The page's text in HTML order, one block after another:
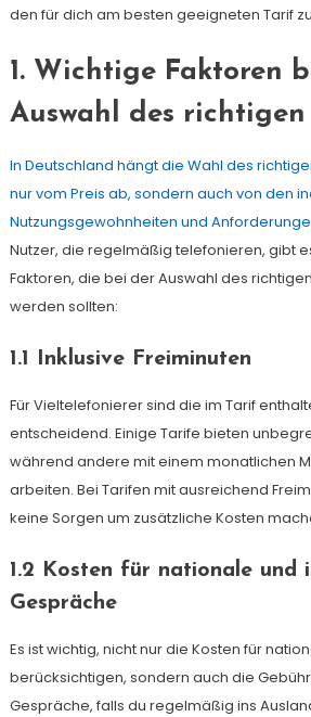
den für dich am besten geeigneten Tarif
1. Wichtige Faktoren
Auswahl des richtigen
In Deutschland hängt die Wahl des
nur vom Preis ab, sondern auch von den
Nutzungsgewohnheiten und
Nutzer, die regelmäßig telefonieren, gibt
Faktoren, die bei der Auswahl des
werden sollten:
1.1 Inklusive Freiminuten
Für Vieltelefonierer sind die im Tarif
entscheidend. Einige Tarife bieten
während andere mit einem monatlichen
arbeiten. Bei Tarifen mit ausreichend
keine Sorgen um zusätzliche Kosten
1.2 Kosten für nationale und
Gespräche
Es ist wichtig, nicht nur die Kosten für
berücksichtigen, sondern auch die
Gespräche, falls du regelmäßig ins